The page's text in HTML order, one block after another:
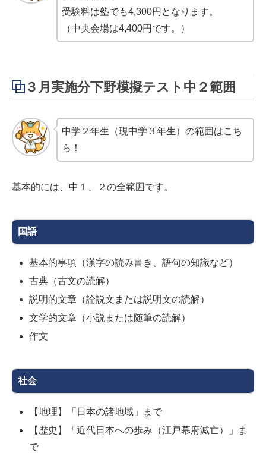
受験料は塾でも4,300円となります。
（中央会場は4,400円です。）
３月実施分下野模擬テスト中２範囲
中学２年生（現中学３年生）の範囲はこち
ら！
基本的には、中１、２の全範囲です。
国語
基本的事項（漢字の読み書き、語句の知識など）
古典（古文の読解）
説明的文章（論説文または説明文の読解）
文学的文章（小説または随筆の読解）
作文
社会
【地理】「日本の諸地域」まで
【歴史】「近代日本への歩み（江戸幕府滅亡）」ま
で